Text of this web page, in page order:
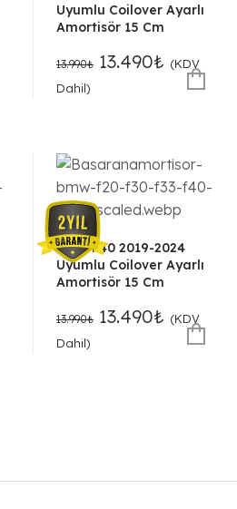
Uyumlu Coilover Ayarlı
Amortisör 15 Cm
13.990₺ Orijinal
13.490₺ Şu
andaki
(KDV
Dahil)
BMW F40 2019-2024
Uyumlu Coilover Ayarlı
Amortisör 15 Cm
13.990₺ Orijinal
13.490₺ Şu
andaki
(KDV
Dahil)